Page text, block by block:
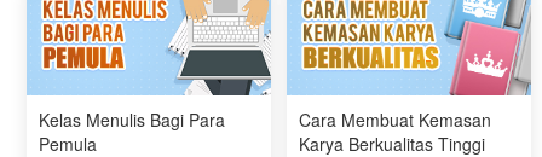
Kelas Menulis Bagi Para
Pemula
Cara Membuat Kemasan
Karya Berkualitas Tinggi